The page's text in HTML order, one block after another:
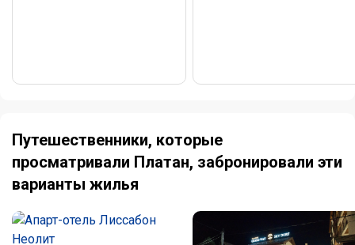
Путешественники, которые
просматривали Платан, забронировали эти
варианты жилья